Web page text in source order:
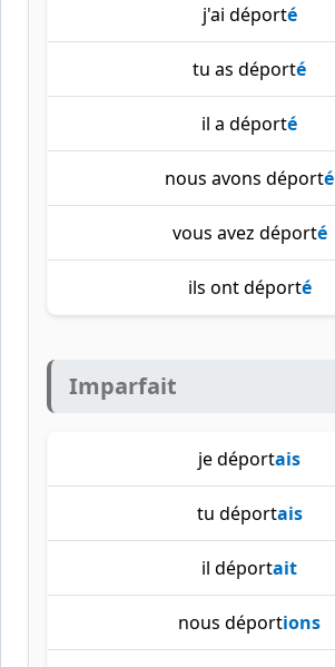
j'ai déporté
tu as déporté
il a déporté
nous avons déporté
vous avez déporté
ils ont déporté
Imparfait
je déportais
tu déportais
il déportait
nous déportions